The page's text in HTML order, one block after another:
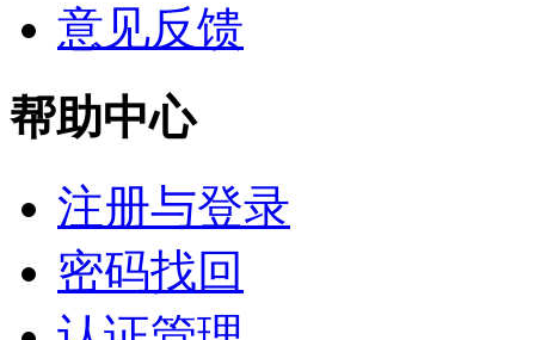
意见反馈
帮助中心
注册与登录
密码找回